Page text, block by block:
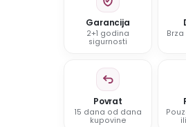
Garancija
2+1 godina
sigurnosti
Povrat
15 dana od dana
kupovine